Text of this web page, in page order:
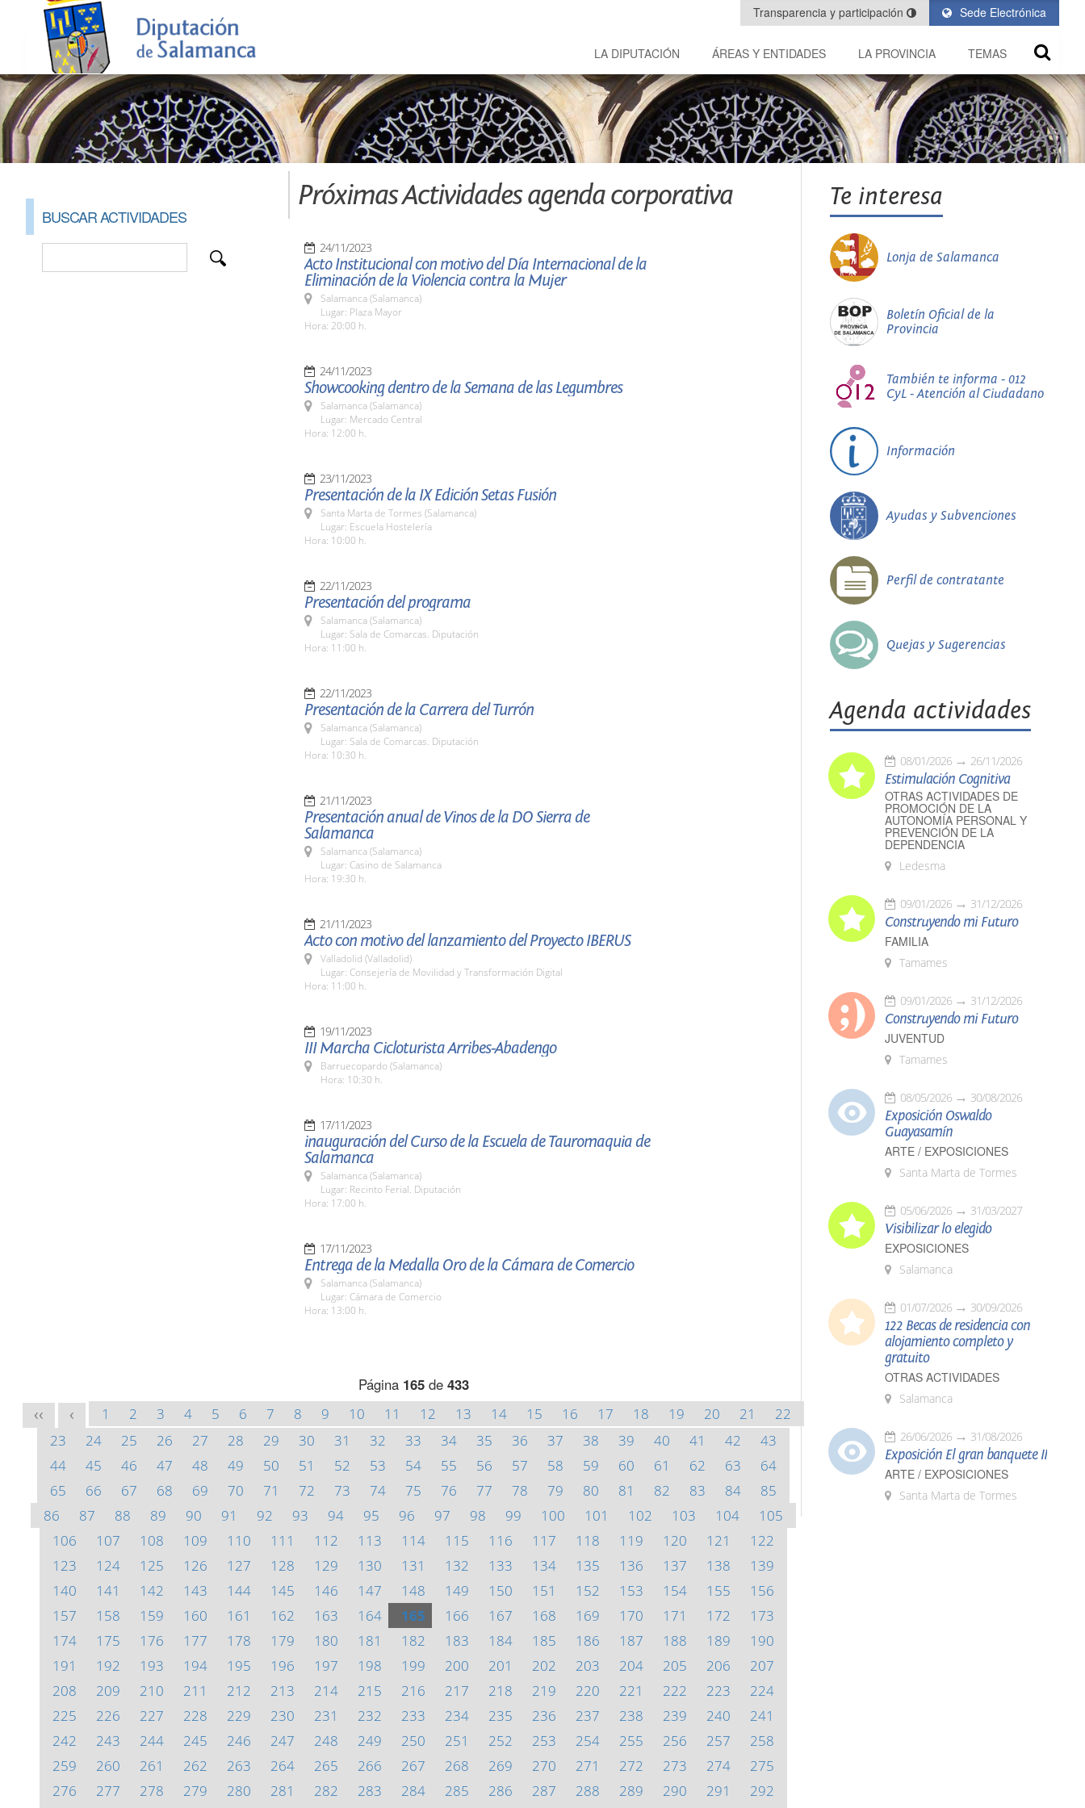
Sede Electrónica
Transparencia y participación
LA DIPUTACIÓN ÁREAS Y ENTIDADES LA PROVINCIA TEMAS
BUSCAR ACTIVIDADES
Próximas Actividades agenda corporativa
24/11/2023
Acto Institucional con motivo del Día Internacional de la
Eliminación de la Violencia contra la Mujer
Salamanca (Salamanca)
Lugar: Plaza Mayor
Hora: 20:00 h.
24/11/2023
Showcooking dentro de la Semana de las Legumbres
Salamanca (Salamanca)
Lugar: Mercado Central
Hora: 12:00 h.
23/11/2023
Presentación de la IX Edición Setas Fusión
Santa Marta de Tormes (Salamanca)
Lugar: Escuela Hostelería
Hora: 10:00 h.
22/11/2023
Presentación del programa
Salamanca (Salamanca)
Lugar: Sala de Comarcas. Diputación
Hora: 11:00 h.
22/11/2023
Presentación de la Carrera del Turrón
Salamanca (Salamanca)
Lugar: Sala de Comarcas. Diputación
Hora: 10:30 h.
21/11/2023
Presentación anual de Vinos de la DO Sierra de
Salamanca
Salamanca (Salamanca)
Lugar: Casino de Salamanca
Hora: 19:30 h.
21/11/2023
Acto con motivo del lanzamiento del Proyecto IBERUS
Valladolid (Valladolid)
Lugar: Consejería de Movilidad y Transformación Digital
Hora: 11:00 h.
19/11/2023
III Marcha Cicloturista Arribes-Abadengo
Barruecopardo (Salamanca)
Hora: 10:30 h.
17/11/2023
inauguración del Curso de la Escuela de Tauromaquia de
Salamanca
Salamanca (Salamanca)
Lugar: Recinto Ferial. Diputación
Hora: 17:00 h.
17/11/2023
Entrega de la Medalla Oro de la Cámara de Comercio
Salamanca (Salamanca)
Lugar: Cámara de Comercio
Hora: 13:00 h.
Página 165de 433
<< < 1 2 3 4 5 6 7 8 9 10 11 12 13 14 15 16 17 18 19 20 21
22
23
24 25 26 27 28 29 30 31 32 33 34 35 36 37 38 39 40 41 42
43
44
45 46 47 48 49 50 51 52 53 54 55 56 57 58 59 60 61 62 63
64
65
66 67 68 69 70 71 72 73 74 75 76 77 78 79 80 81 82 83 84
85
86
87 88 89 90 91 92 93 94 95 96 97 98 99 100 101 102 103 104
105
106
107 108 109 110 111 112 113 114 115 116 117 118 119 120 121
122
123
124 125 126 127 128 129 130 131 132 133 134 135 136 137 138
139
140
141 142 143 144 145 146 147 148 149 150 151 152 153 154 155
156
157
158 159 160 161 162 163 164 165 166 167 168 169 170 171 172
173
174
175 176 177 178 179 180 181 182 183 184 185 186 187 188 189
190
191
192 193 194 195 196 197 198 199 200 201 202 203 204 205 206
207
208
209 210 211 212 213 214 215 216 217 218 219 220 221 222 223
224
225
226 227 228 229 230 231 232 233 234 235 236 237 238 239 240
241
242
243 244 245 246 247 248 249 250 251 252 253 254 255 256 257
258
259
260 261 262 263 264 265 266 267 268 269 270 271 272 273 274
275
276
277 278 279 280 281 282 283 284 285 286 287 288 289 290 291
292
Te interesa
Lonja de Salamanca
Boletín Oficial de la
Provincia
También te informa - 012
CyL - Atención al Ciudadano
Información
Ayudas y Subvenciones
Perfil de contratante
Quejas y Sugerencias
Agenda actividades
08/01/2026 26/11/2026
Estimulación Cognitiva
OTRAS ACTIVIDADES DE
PROMOCIÓN DE LA
AUTONOMÍA PERSONAL Y
PREVENCIÓN DE LA
DEPENDENCIA
Ledesma
09/01/2026 31/12/2026
Construyendo mi Futuro
FAMILIA
Tamames
09/01/2026 31/12/2026
Construyendo mi Futuro
JUVENTUD
Tamames
08/05/2026 30/08/2026
Exposición Oswaldo
Guayasamín
ARTE / EXPOSICIONES
Santa Marta de Tormes
05/06/2026 31/03/2027
Visibilizar lo elegido
EXPOSICIONES
Salamanca
01/07/2026 30/09/2026
122 Becas de residencia con
alojamiento completo y
gratuito
OTRAS ACTIVIDADES
Salamanca
26/06/2026 31/08/2026
Exposición El gran banquete II
ARTE / EXPOSICIONES
Santa Marta de Tormes